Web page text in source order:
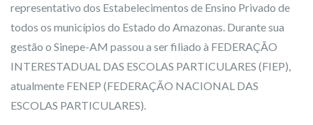
representativo dos Estabelecimentos de Ensino Privado de
todos os municípios do Estado do Amazonas. Durante sua
gestão o Sinepe-AM passou a ser filiado à FEDERAÇÃO
INTERESTADUAL DAS ESCOLAS PARTICULARES (FIEP),
atualmente FENEP (FEDERAÇÃO NACIONAL DAS
ESCOLAS PARTICULARES).